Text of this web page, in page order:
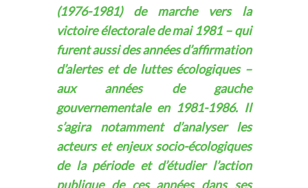
(1976-1981) de marche vers la
victoire électorale de mai 1981 – qui
furent aussi des années d’affirmation
d’alertes et de luttes écologiques –
aux années de gauche
gouvernementale en 1981-1986. Il
s’agira notamment d’analyser les
acteurs et enjeux socio-écologiques
de la période et d’étudier l’action
publique de ces années dans ses